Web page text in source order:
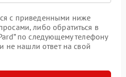
с приведенными ниже
либо обратиться в
по следующему телефону
не нашли ответ на свой